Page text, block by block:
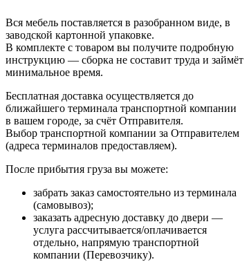
Вся мебель поставляется в разобранном виде, в
заводской картонной упаковке.
В комплекте с товаром вы получите подробную
инструкцию — сборка не составит труда и займёт
минимальное время.
Бесплатная доставка осуществляется до
ближайшего терминала транспортной компании
в вашем городе, за счёт Отправителя.
Выбор транспортной компании за Отправителем
(адреса терминалов предоставляем).
После прибытия груза вы можете:
забрать заказ самостоятельно из терминала
(самовывоз);
заказать адресную доставку до двери —
услуга рассчитывается/оплачивается
отдельно, напрямую транспортной
компании (Перевозчику).